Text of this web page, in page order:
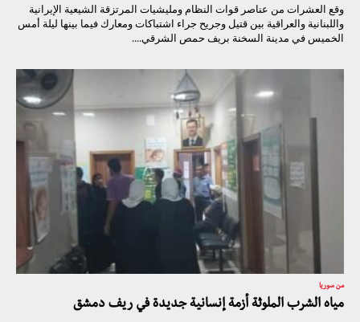
وقع العشرات من عناصر قوات النظام ومليشيات المرتزقة الشيعية الإيرانية
واللبنانية والعراقية بين قتيل وجريح جراء اشتباكات ومعارك فيما بينها ليلة أمس
الخميس في مدينة السخنة بريف حمص الشرقي....
من سوريا
مياه الشرب الملوثة أزمة إنسانية جديدة في ريف دمشق